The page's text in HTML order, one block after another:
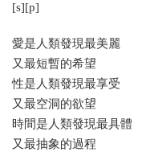
[s][p]
愛是人類發現最美麗
又最短暫的希望
性是人類發現最享受
又最空洞的欲望
時間是人類發現最具體
又最抽象的過程